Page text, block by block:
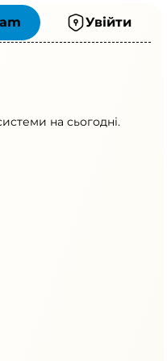
Увійти
на сьогодні.